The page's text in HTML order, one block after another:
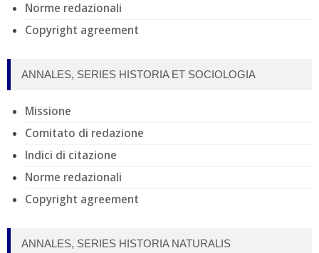
Norme redazionali
Copyright agreement
ANNALES, SERIES HISTORIA ET SOCIOLOGIA
Missione
Comitato di redazione
Indici di citazione
Norme redazionali
Copyright agreement
ANNALES, SERIES HISTORIA NATURALIS